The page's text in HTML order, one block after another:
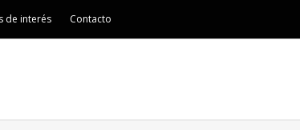
de interés Contacto